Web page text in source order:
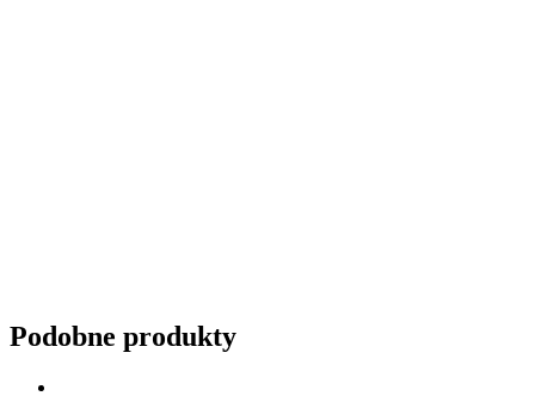
Podobne produkty